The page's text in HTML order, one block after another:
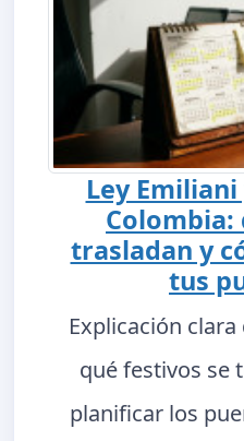
Ley
Colombia:
trasladan y
tus
Explicación clara
qué festivos se
planificar los